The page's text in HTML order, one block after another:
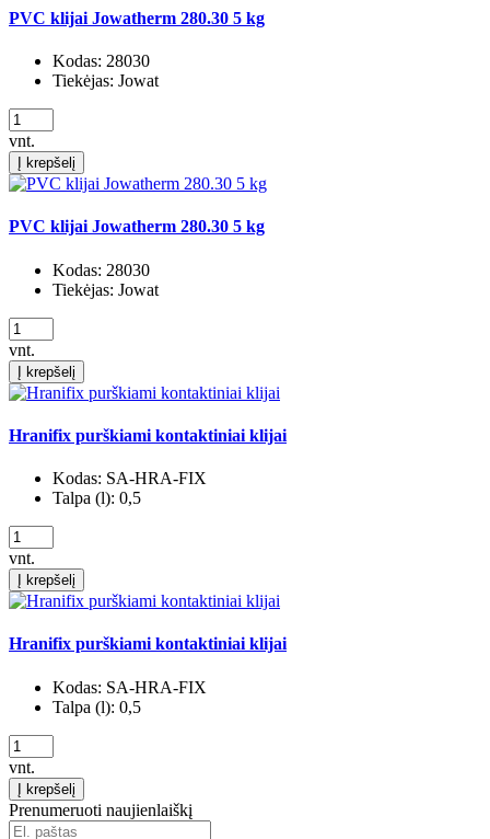
PVC klijai Jowatherm 280.30 5 kg
Kodas: 28030
Tiekėjas: Jowat
vnt.
Į krepšelį
PVC klijai Jowatherm 280.30 5 kg
Kodas: 28030
Tiekėjas: Jowat
vnt.
Į krepšelį
Hranifix purškiami kontaktiniai klijai
Kodas: SA-HRA-FIX
Talpa (l): 0,5
vnt.
Į krepšelį
Hranifix purškiami kontaktiniai klijai
Kodas: SA-HRA-FIX
Talpa (l): 0,5
vnt.
Į krepšelį
Prenumeruoti naujienlaiškį